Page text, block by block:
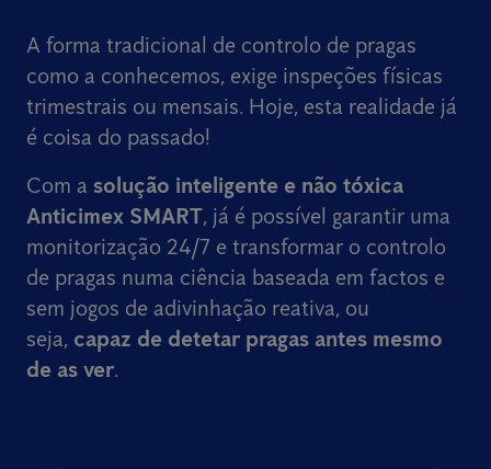
A forma tradicional de controlo de pragas
como a conhecemos, exige inspeções físicas
trimestrais ou mensais. Hoje, esta realidade já
é coisa do passado!
Com a solução inteligente e não tóxica
Anticimex SMART, já é possível garantir uma
monitorização 24/7 e transformar o controlo
de pragas numa ciência baseada em factos e
sem jogos de adivinhação reativa, ou
seja, capaz de detetar pragas antes mesmo
de as ver.